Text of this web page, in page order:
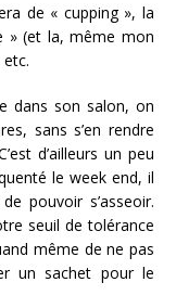
de « cupping », la
» (et la, même mon
dans son salon, on
sans s’en rendre
d’ailleurs un peu
le week end, il
pouvoir s’asseoir.
seuil de tolérance
même de ne pas
un sachet pour le